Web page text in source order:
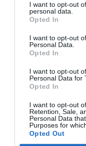
I want to opt-out
personal data.
Opted In
I want to opt-out
Personal Data.
Opted In
I want to opt-out
Personal Data for
Opted In
I want to opt-out
Retention, Sale,
Personal Data
Purposes for
Opted Out